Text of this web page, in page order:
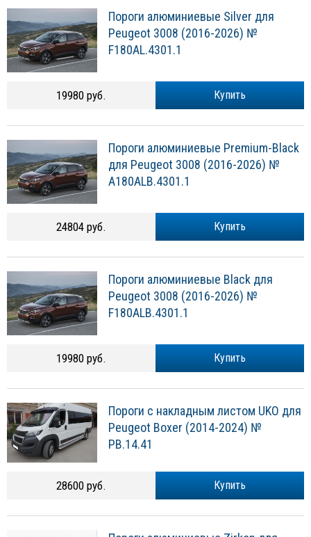
Пороги алюминиевые Silver для
Peugeot 3008 (2016-2026) №
F180AL.4301.1
Купить
19980 руб.
Пороги алюминиевые Premium-Black
для Peugeot 3008 (2016-2026) №
A180ALB.4301.1
Купить
24804 руб.
Пороги алюминиевые Black для
Peugeot 3008 (2016-2026) №
F180ALB.4301.1
Купить
19980 руб.
Пороги с накладным листом UKO для
Peugeot Boxer (2014-2024) №
PB.14.41
Купить
28600 руб.